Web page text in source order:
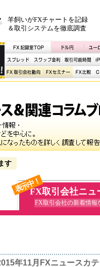
羊飼いがFXチャートを記録
＆取引システムを徹底調査
す
表示中！FX取引会社ニュ
FX取引会社の新着情報
年11月FXニュースカ